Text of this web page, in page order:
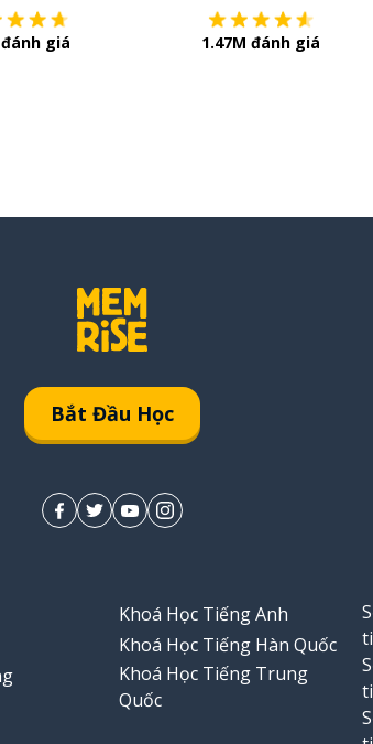
giá 1.47M đánh giá
Bắt Đầu Học
Khoá Học Tiếng Anh
Khoá Học Tiếng Hàn Quốc
Khoá Học Tiếng Trung
Quốc